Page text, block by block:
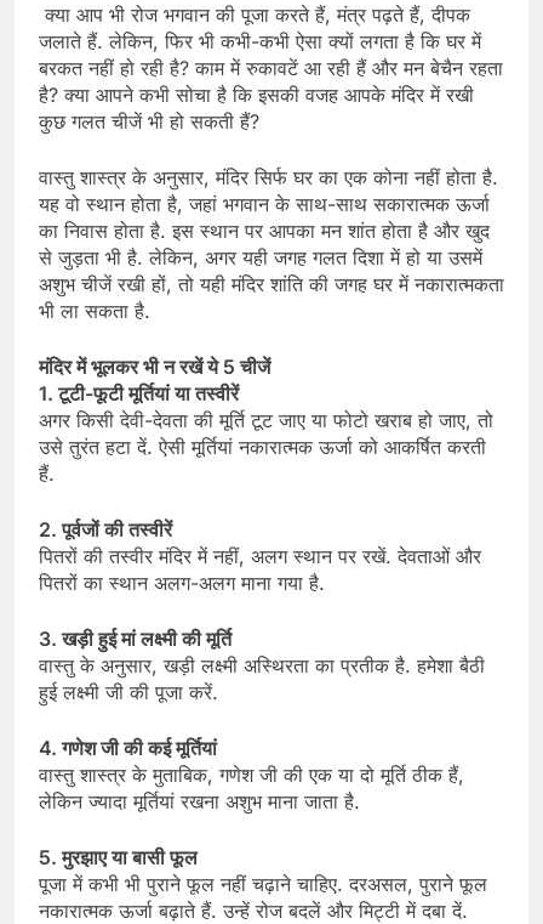
क्या आप भी रोज भगवान की पूजा करते हैं, मंत्र पढ़ते हैं, दीपक
जलाते हैं. लेकिन, फिर भी कभी-कभी ऐसा क्यों लगता है कि घर में
बरकत नहीं हो रही है? काम में रुकावटें आ रही हैं और मन बेचैन रहता
है? क्या आपने कभी सोचा है कि इसकी वजह आपके मंदिर में रखी
कुछ गलत चीजें भी हो सकती हैं?
वास्तु शास्त्र के अनुसार, मंदिर सिर्फ घर का एक कोना नहीं होता है.
यह वो स्थान होता है, जहां भगवान के साथ-साथ सकारात्मक ऊर्जा
का निवास होता है. इस स्थान पर आपका मन शांत होता है और खुद
से जुड़ता भी है. लेकिन, अगर यही जगह गलत दिशा में हो या उसमें
अशुभ चीजें रखी हों, तो यही मंदिर शांति की जगह घर में नकारात्मकता
भी ला सकता है.
मंदिर में भूलकर भी न रखें ये 5 चीजें
1. टूटी-फूटी मूर्तियां या तस्वीरें
अगर किसी देवी-देवता की मूर्ति टूट जाए या फोटो खराब हो जाए, तो
उसे तुरंत हटा दें. ऐसी मूर्तियां नकारात्मक ऊर्जा को आकर्षित करती
हैं.
2. पूर्वजों की तस्वीरें
पितरों की तस्वीर मंदिर में नहीं, अलग स्थान पर रखें. देवताओं और
पितरों का स्थान अलग-अलग माना गया है.
3. खड़ी हुई मां लक्ष्मी की मूर्ति
वास्तु के अनुसार, खड़ी लक्ष्मी अस्थिरता का प्रतीक है. हमेशा बैठी
हुई लक्ष्मी जी की पूजा करें.
4. गणेश जी की कई मूर्तियां
वास्तु शास्त्र के मुताबिक, गणेश जी की एक या दो मूर्ति ठीक हैं,
लेकिन ज्यादा मूर्तियां रखना अशुभ माना जाता है.
5. मुरझाए या बासी फूल
पूजा में कभी भी पुराने फूल नहीं चढ़ाने चाहिए. दरअसल, पुराने फूल
नकारात्मक ऊर्जा बढ़ाते हैं. उन्हें रोज बदलें और मिट्टी में दबा दें.